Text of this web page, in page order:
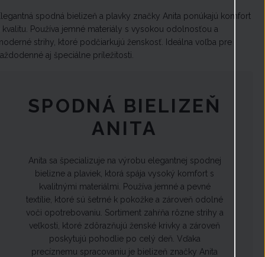
spodná bielizeň a plavky značky Anita ponúkajú komfort
kvalitu. Používa jemné materiály s vysokou odolnosťou a
strihy, ktoré podčiarkujú ženskosť. Ideálna voľba pre
aj špeciálne príležitosti.
SPODNÁ BIELIZEŇ
ANITA
Anita sa špecializuje na výrobu elegantnej spodnej
bielizne a plaviek, ktorá spája vysoký komfort s
kvalitnými materiálmi. Používa jemné a pevné
textílie, ktoré sú šetrné k pokožke a zároveň odolné
voči opotrebovaniu. Sortiment zahŕňa rôzne strihy a
veľkosti, ktoré zdôrazňujú ženské krivky a zároveň
poskytujú pohodlie po celý deň. Vďaka
precíznemu spracovaniu je bielizeň značky Anita